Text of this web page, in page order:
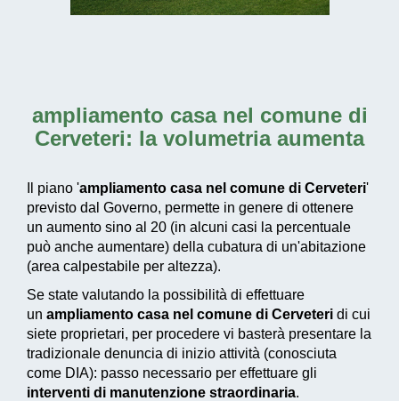
ampliamento casa nel comune di
Cerveteri: la volumetria aumenta
Il piano 'ampliamento casa nel comune di Cerveteri'
previsto dal Governo, permette in genere di ottenere
un aumento sino al 20 (in alcuni casi la percentuale
può anche aumentare) della cubatura di un'abitazione
(area calpestabile per altezza).
Se state valutando la possibilità di effettuare
un ampliamento casa nel comune di Cerveteri di cui
siete proprietari, per procedere vi basterà presentare la
tradizionale denuncia di inizio attività (conosciuta
come DIA): passo necessario per effettuare gli
interventi di manutenzione straordinaria.